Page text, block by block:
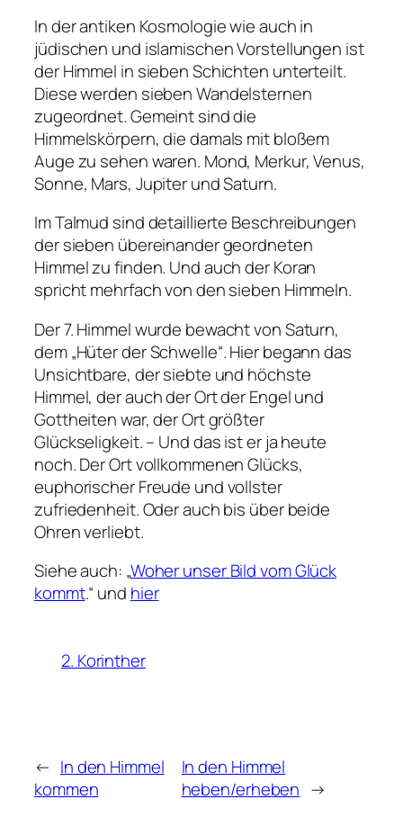
In der antiken Kosmologie wie auch in
jüdischen und islamischen Vorstellungen ist
der Himmel in sieben Schichten unterteilt.
Diese werden sieben Wandelsternen
zugeordnet. Gemeint sind die
Himmelskörpern, die damals mit bloßem
Auge zu sehen waren. Mond, Merkur, Venus,
Sonne, Mars, Jupiter und Saturn.
Im Talmud sind detaillierte Beschreibungen
der sieben übereinander geordneten
Himmel zu finden. Und auch der Koran
spricht mehrfach von den sieben Himmeln.
Der 7. Himmel wurde bewacht von Saturn,
dem „Hüter der Schwelle“. Hier begann das
Unsichtbare, der siebte und höchste
Himmel, der auch der Ort der Engel und
Gottheiten war, der Ort größter
Glückseligkeit. – Und das ist er ja heute
noch. Der Ort vollkommenen Glücks,
euphorischer Freude und vollster
zufriedenheit. Oder auch bis über beide
Ohren verliebt.
Siehe auch: „Woher unser Bild vom Glück
kommt.“ und hier
2. Korinther
← In den Himmel
kommen
In den Himmel
heben/erheben →